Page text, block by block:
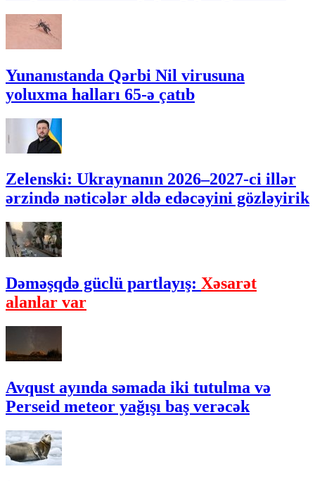
Yunanıstanda Qərbi Nil virusuna
yoluxma halları 65-ə çatıb
Zelenski: Ukraynanın 2026–2027-ci illər
ərzində nəticələr əldə edəcəyini gözləyirik
Dəməşqdə güclü partlayış: Xəsarət
alanlar var
Avqust ayında səmada iki tutulma və
Perseid meteor yağışı baş verəcək